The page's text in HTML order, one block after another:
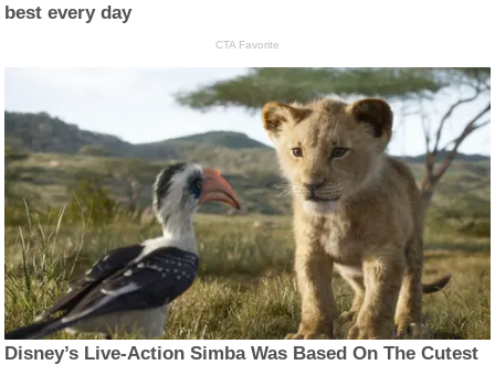
best every day
CTA Favorite
Disney’s Live-Action Simba Was Based On The Cutest